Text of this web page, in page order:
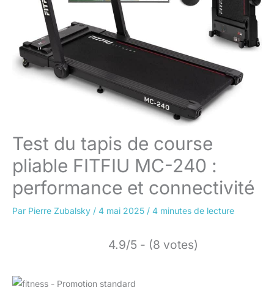
Test du tapis de course
pliable FITFIU MC-240 :
performance et connectivité
Par Pierre Zubalsky / 4 mai 2025 / 4 minutes de lecture
4.9/5 - (8 votes)